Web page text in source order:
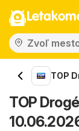
TOP
TOP